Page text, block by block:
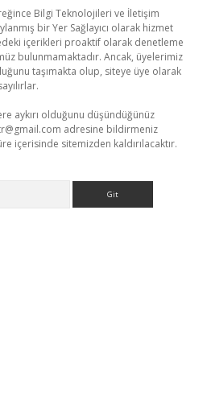
Bilgi Teknolojileri ve İletişim
bir Yer Sağlayıcı olarak hizmet
içerikleri proaktif olarak denetleme
bulunmamaktadır. Ancak, üyelerimiz
taşımakta olup, siteye üye olarak
aykırı olduğunu düşündüğünüz
adresine bildirmeniz
içerisinde sitemizden kaldırılacaktır.